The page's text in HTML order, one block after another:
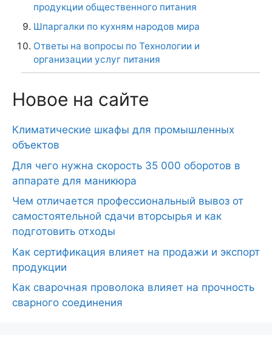
продукции общественного питания
Шпаргалки по кухням народов мира
Ответы на вопросы по Технологии и
организации услуг питания
Новое на сайте
Климатические шкафы для промышленных
объектов
Для чего нужна скорость 35 000 оборотов в
аппарате для маникюра
Чем отличается профессиональный вывоз от
самостоятельной сдачи вторсырья и как
подготовить отходы
Как сертификация влияет на продажи и экспорт
продукции
Как сварочная проволока влияет на прочность
сварного соединения